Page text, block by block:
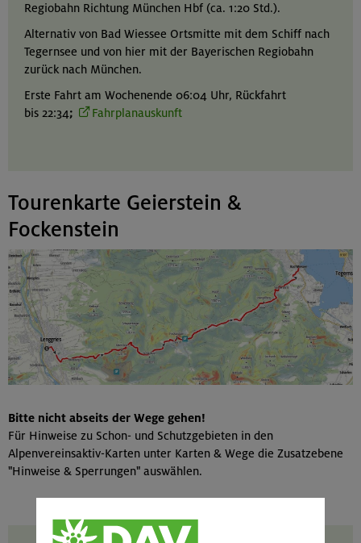
Regiobahn Richtung München Hbf (ca. 1:20 Std.).
Alternativ von Bad Wiessee Ortsmitte mit dem Schiff nach
Tegernsee und von hier mit der Bayerischen Regiobahn
zurück nach München.
Erste Fahrt am Wochenende 06:04 Uhr, Rückfahrt
bis 22:34; Fahrplanauskunft
Tourenkarte Geierstein &
Fockenstein
Bitte nicht abseits der Wege gehen!
Für Hinweise zu Schon- und Schutzgebieten in den
Alpenvereinsaktiv-Karten unter Karten & Wege die Zusatzebene
"Hinweise & Sperrungen" auswählen.